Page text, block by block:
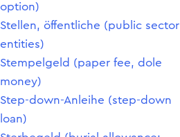
option)
Stellen, öffentliche (public sector
entities)
Stempelgeld (paper fee, dole
money)
Step-down-Anleihe (step-down
loan)